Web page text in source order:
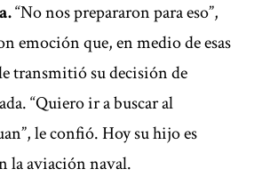
“No nos prepararon para eso”,
emoción que, en medio de esas
transmitió su decisión de
“Quiero ir a buscar al
le confió. Hoy su hijo es
la aviación naval.